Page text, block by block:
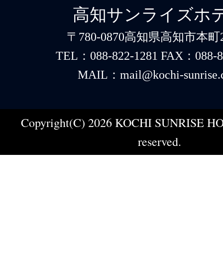
高知サンライズホ
〒780-0870高知県高知市本町
TEL：088-822-1281 FAX：088-
MAIL：mail@kochi-
Copyright(C) 2026 KOCHI SUNRISE
reserved.